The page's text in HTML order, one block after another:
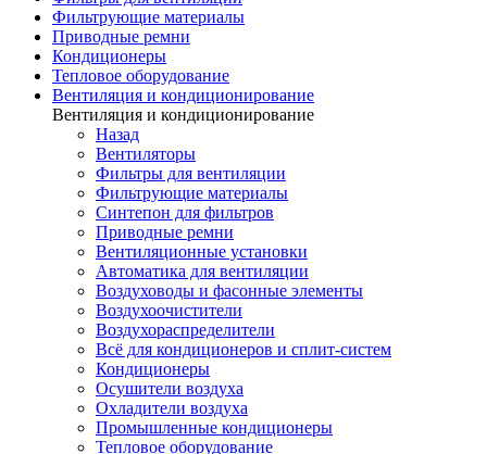
Фильтрующие материалы
Приводные ремни
Кондиционеры
Тепловое оборудование
Вентиляция и кондиционирование
Вентиляция и кондиционирование
Назад
Вентиляторы
Фильтры для вентиляции
Фильтрующие материалы
Синтепон для фильтров
Приводные ремни
Вентиляционные установки
Автоматика для вентиляции
Воздуховоды и фасонные элементы
Воздухоочистители
Воздухораспределители
Всё для кондиционеров и сплит-систем
Кондиционеры
Осушители воздуха
Охладители воздуха
Промышленные кондиционеры
Тепловое оборудование